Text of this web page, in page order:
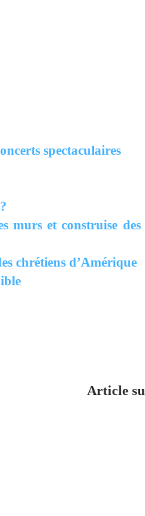
spectaculaires
murs et construise
chrétiens d’Amérique
Article